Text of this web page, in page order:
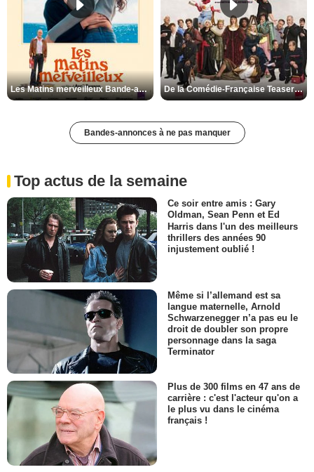
Les Matins merveilleux Bande-annonce VF De la Comédie-Française Teaser VF
Bandes-annonces à ne pas manquer
Top actus de la semaine
Ce soir entre amis : Gary
Oldman, Sean Penn et Ed
Harris dans l'un des meilleurs
thrillers des années 90
injustement oublié !
Même si l’allemand est sa
langue maternelle, Arnold
Schwarzenegger n’a pas eu le
droit de doubler son propre
personnage dans la saga
Terminator
Plus de 300 films en 47 ans de
carrière : c'est l'acteur qu'on a
le plus vu dans le cinéma
français !